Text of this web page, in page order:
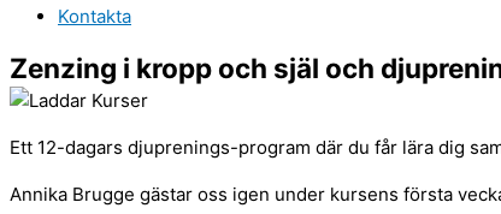
Kontakta
Zenzing i kropp och själ och
Ett 12-dagars djuprenings-program där du får lära dig
Annika Brugge gästar oss igen under kursens första